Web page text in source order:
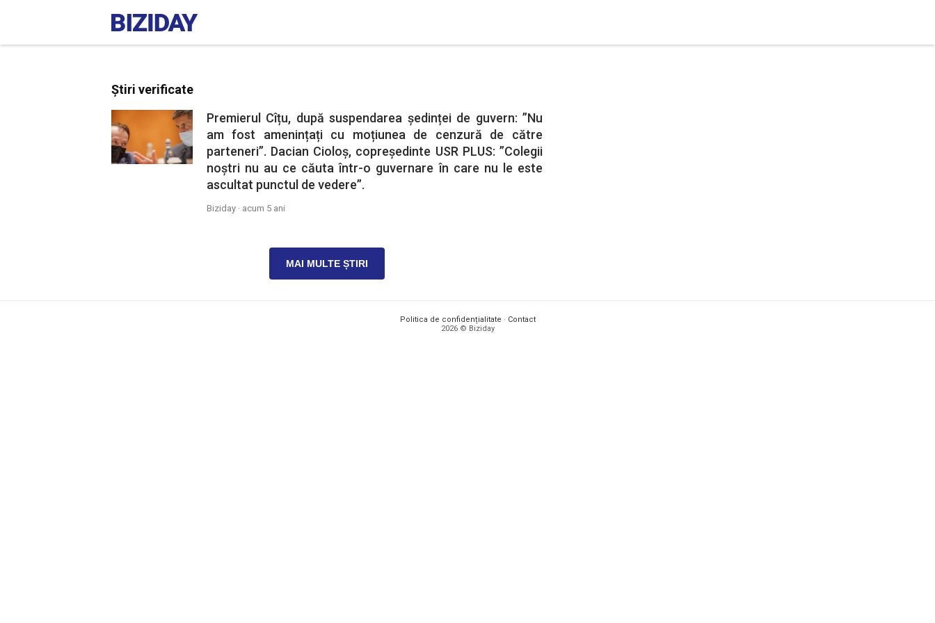
Știri verificate
Premierul Cîțu, după suspendarea ședinței de guvern: ”Nu
am fost amenințați cu moțiunea de cenzură de către
parteneri”. Dacian Cioloș, copreședinte USR PLUS: ”Colegii
noștri nu au ce căuta într-o guvernare în care nu le este
ascultat punctul de vedere”.
Biziday · acum 5 ani
MAI MULTE ȘTIRI
Politica de confidențialitate · Contact
2026 © Biziday